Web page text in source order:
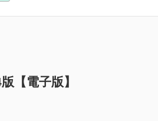
【電子版】